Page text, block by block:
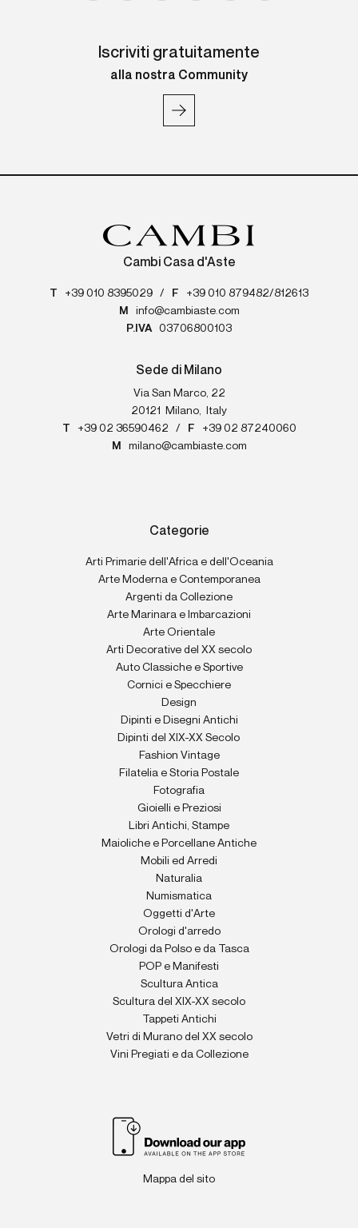
Iscriviti gratuitamente
alla nostra Community
Cambi Casa d'Aste
T +39 010 8395029 / F
+39 010 879482/812613
M
info@cambiaste.com
P.IVA
03706800103
Sede di Milano
Via San Marco, 22
20121
Milano,
Italy
T
+39 02 36590462 / F
+39 02 87240060
M
milano@cambiaste.com
Categorie
Arti Primarie dell'Africa e dell'Oceania
Arte Moderna e Contemporanea
Argenti da Collezione
Arte Marinara e Imbarcazioni
Arte Orientale
Arti Decorative del XX secolo
Auto Classiche e Sportive
Cornici e Specchiere
Design
Dipinti e Disegni Antichi
Dipinti del XIX-XX Secolo
Fashion Vintage
Filatelia e Storia Postale
Fotografia
Gioielli e Preziosi
Libri Antichi, Stampe
Maioliche e Porcellane Antiche
Mobili ed Arredi
Naturalia
Numismatica
Oggetti d'Arte
Orologi d'arredo
Orologi da Polso e da Tasca
POP e Manifesti
Scultura Antica
Scultura del XIX-XX secolo
Tappeti Antichi
Vetri di Murano del XX secolo
Vini Pregiati e da Collezione
Mappa del sito